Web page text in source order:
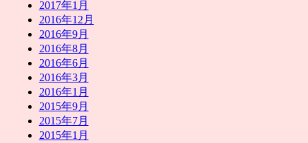
2017年1月
2016年12月
2016年9月
2016年8月
2016年6月
2016年3月
2016年1月
2015年9月
2015年7月
2015年1月